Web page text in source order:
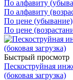
По алфавиту
По алфавиту
По цене (убывание)
По цене
Быстрый просмотр
Пескоструйная
(боковая загрузка)